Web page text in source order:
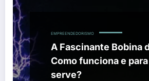
EMPREENDEDORISMO
A Fascinante Bobina
Como funciona e
serve?